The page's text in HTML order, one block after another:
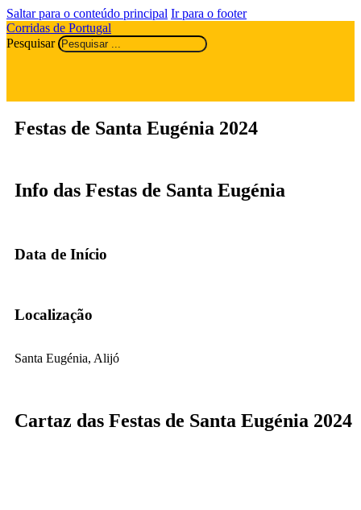
Saltar para o conteúdo principal Ir para o footer
Corridas de Portugal
Pesquisar
Festas de Santa Eugénia 2024
Info das Festas de Santa Eugénia
Data de Início
Localização
Santa Eugénia, Alijó
Cartaz das Festas de Santa Eugénia 2024